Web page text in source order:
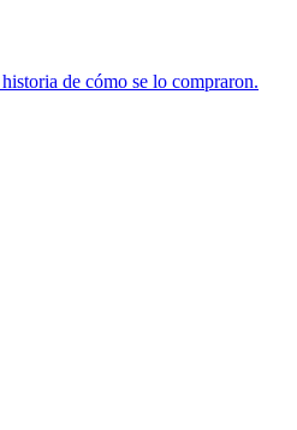
de cómo se lo compraron.